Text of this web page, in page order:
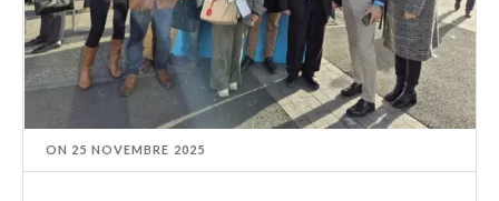
ON 25 NOVEMBRE 2025